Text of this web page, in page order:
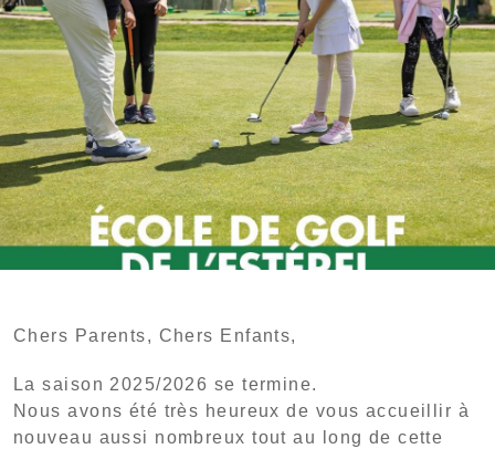
Chers Parents, Chers Enfants,
La saison 2025/2026 se termine.
Nous avons été très heureux de vous accueillir à
nouveau aussi nombreux tout au long de cette